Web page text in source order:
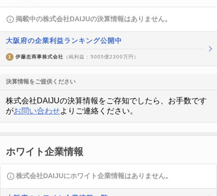
掲載中の株式会社DAIJUの決算情報はありません。
大阪府の企業利益ランキング公開中
1 伊藤忠商事株式会社 （純利益 : 5005億2300万円）
決算情報をご提供ください
株式会社DAIJUの決算情報をご存知でしたら、お手数です
がお問い合わせよりご連絡ください。
ホワイト企業情報
株式会社DAIJUにホワイト企業情報はありません。